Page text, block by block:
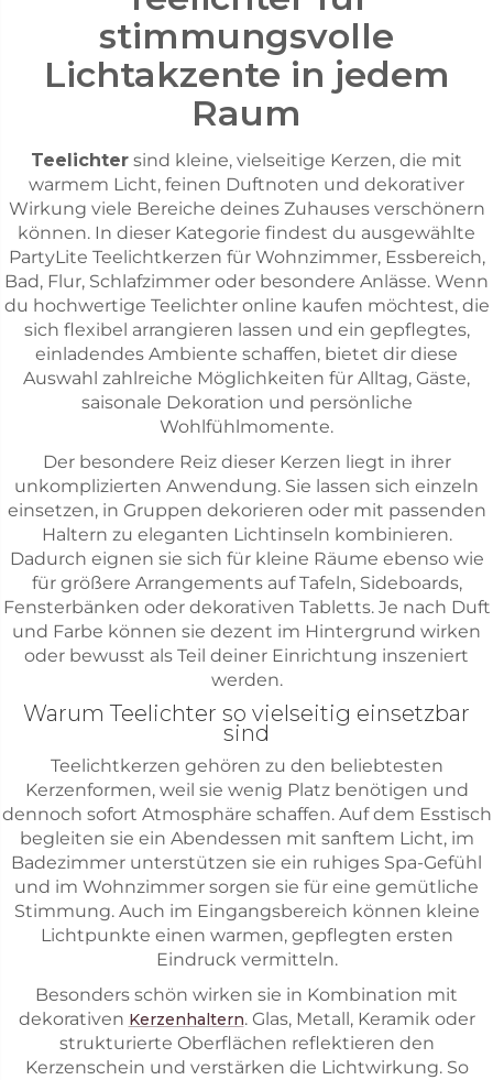
stimmungsvolle
Lichtakzente in jedem
Raum
Teelichter sind kleine, vielseitige Kerzen, die mit
warmem Licht, feinen Duftnoten und dekorativer
Wirkung viele Bereiche deines Zuhauses verschönern
können. In dieser Kategorie findest du ausgewählte
PartyLite Teelichtkerzen für Wohnzimmer, Essbereich,
Bad, Flur, Schlafzimmer oder besondere Anlässe. Wenn
du hochwertige Teelichter online kaufen möchtest, die
sich flexibel arrangieren lassen und ein gepflegtes,
einladendes Ambiente schaffen, bietet dir diese
Auswahl zahlreiche Möglichkeiten für Alltag, Gäste,
saisonale Dekoration und persönliche
Wohlfühlmomente.
Der besondere Reiz dieser Kerzen liegt in ihrer
unkomplizierten Anwendung. Sie lassen sich einzeln
einsetzen, in Gruppen dekorieren oder mit passenden
Haltern zu eleganten Lichtinseln kombinieren.
Dadurch eignen sie sich für kleine Räume ebenso wie
für größere Arrangements auf Tafeln, Sideboards,
Fensterbänken oder dekorativen Tabletts. Je nach Duft
und Farbe können sie dezent im Hintergrund wirken
oder bewusst als Teil deiner Einrichtung inszeniert
werden.
Warum Teelichter so vielseitig einsetzbar
sind
Teelichtkerzen gehören zu den beliebtesten
Kerzenformen, weil sie wenig Platz benötigen und
dennoch sofort Atmosphäre schaffen. Auf dem Esstisch
begleiten sie ein Abendessen mit sanftem Licht, im
Badezimmer unterstützen sie ein ruhiges Spa-Gefühl
und im Wohnzimmer sorgen sie für eine gemütliche
Stimmung. Auch im Eingangsbereich können kleine
Lichtpunkte einen warmen, gepflegten ersten
Eindruck vermitteln.
Besonders schön wirken sie in Kombination mit
dekorativen Kerzenhaltern. Glas, Metall, Keramik oder
strukturierte Oberflächen reflektieren den
Kerzenschein und verstärken die Lichtwirkung. So